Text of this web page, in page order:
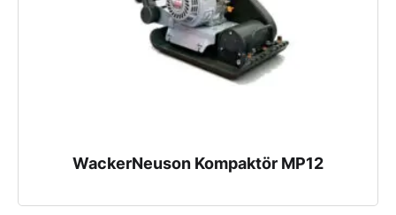
WackerNeuson Kompaktör MP12